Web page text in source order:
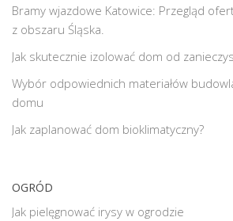
Bramy wjazdowe Katowice: Przegląd
z obszaru Śląska.
Jak skutecznie izolować dom od
Wybór odpowiednich materiałów
domu
Jak zaplanować dom bioklimatyczny?
OGRÓD
Jak pielęgnować irysy w ogrodzie